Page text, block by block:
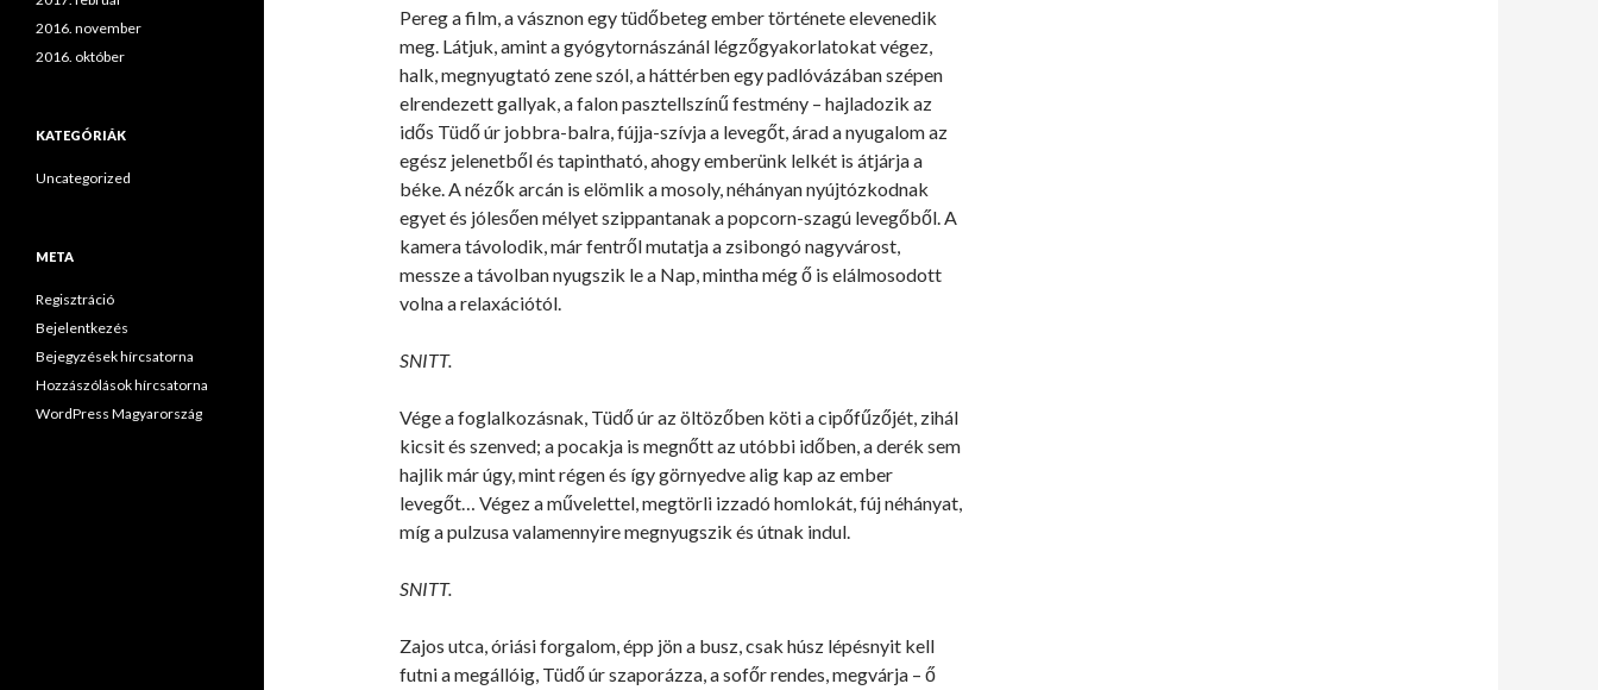
Pereg a film, a vásznon egy tüdőbeteg ember története elevenedik
meg. Látjuk, amint a gyógytornászánál légzőgyakorlatokat végez,
halk, megnyugtató zene szól, a háttérben egy padlóvázában szépen
elrendezett gallyak, a falon pasztellszínű festmény – hajladozik az
idős Tüdő úr jobbra-balra, fújja-szívja a levegőt, árad a nyugalom az
egész jelenetből és tapintható, ahogy emberünk lelkét is átjárja a
béke. A nézők arcán is elömlik a mosoly, néhányan nyújtózkodnak
egyet és jólesően mélyet szippantanak a popcorn-szagú levegőből. A
kamera távolodik, már fentről mutatja a zsibongó nagyvárost,
messze a távolban nyugszik le a Nap, mintha még ő is elálmosodott
volna a relaxációtól.
SNITT.
Vége a foglalkozásnak, Tüdő úr az öltözőben köti a cipőfűzőjét, zihál
kicsit és szenved; a pocakja is megnőtt az utóbbi időben, a derék sem
hajlik már úgy, mint régen és így görnyedve alig kap az ember
levegőt… Végez a művelettel, megtörli izzadó homlokát, fúj néhányat,
míg a pulzusa valamennyire megnyugszik és útnak indul.
SNITT.
Zajos utca, óriási forgalom, épp jön a busz, csak húsz lépésnyit kell
futni a megállóig, Tüdő úr szaporázza, a sofőr rendes, megvárja – ő
2016. november
2016. október
KATEGÓRIÁK
Uncategorized
META
Regisztráció
Bejelentkezés
Bejegyzések hírcsatorna
Hozzászólások hírcsatorna
WordPress Magyarország